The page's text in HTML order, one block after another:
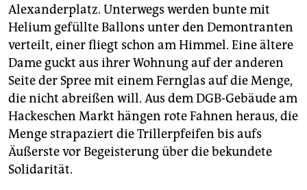
Alexanderplatz. Unterwegs werden bunte mit
Helium gefüllte Ballons unter den Demontranten
verteilt, einer fliegt schon am Himmel. Eine ältere
Dame guckt aus ihrer Wohnung auf der anderen
Seite der Spree mit einem Fernglas auf die Menge,
die nicht abreißen will. Aus dem DGB-Gebäude am
Hackeschen Markt hängen rote Fahnen heraus, die
Menge strapaziert die Trillerpfeifen bis aufs
Äußerste vor Begeisterung über die bekundete
Solidarität.